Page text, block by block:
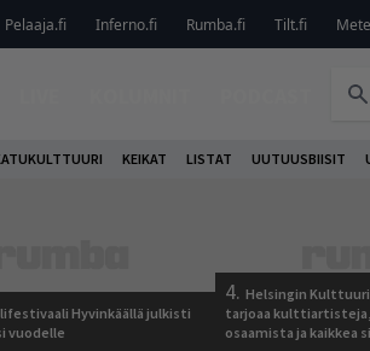
Pelaaja.fi Inferno.fi Rumba.fi Tilt.fi
KEIKAT LISTAT UUTUUSBIISIT
Hyvinkäällä julkisti
vuodelle
4. Helsingin
tarjoaa
osaamista ja kaikkea